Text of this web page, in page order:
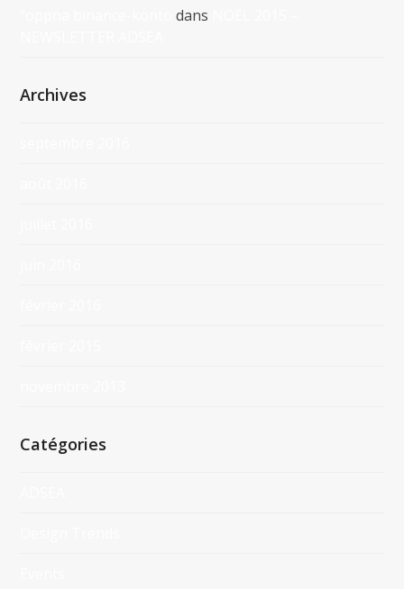
dans
Archives
Catégories